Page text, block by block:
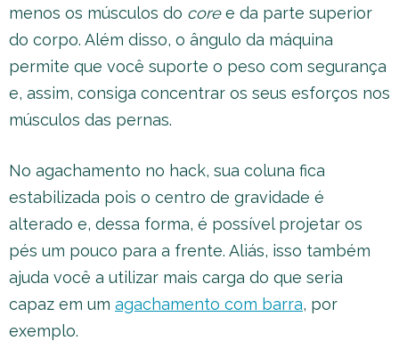
menos os músculos do coree da parte superior
do corpo. Além disso, o ângulo da máquina
permite que você suporte o peso com segurança
e, assim, consiga concentrar os seus esforços nos
músculos das pernas.
No agachamento no hack, sua coluna fica
estabilizada pois o centro de gravidade é
alterado e, dessa forma, é possível projetar os
pés um pouco para a frente. Aliás, isso também
ajuda você a utilizar mais carga do que seria
capaz em um agachamento com barra, por
exemplo.